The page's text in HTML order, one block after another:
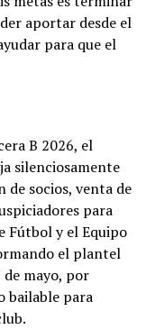
aportar desde el
para que el
B 2026, el
silenciosamente
de socios, venta de
para
Fútbol y el Equipo
el plantel
mayo, por
bailable para